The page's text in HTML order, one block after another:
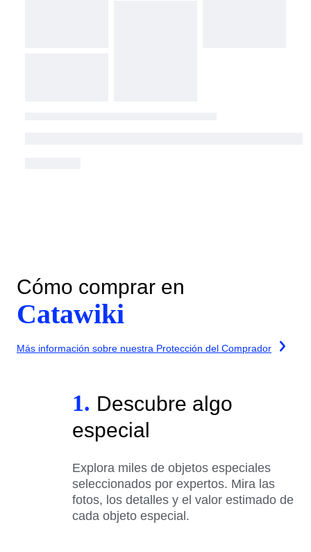
Cómo comprar en
Catawiki
Más información sobre nuestra Protección del Comprador
1. Descubre algo
especial
Explora miles de objetos especiales
seleccionados por expertos. Mira las
fotos, los detalles y el valor estimado de
cada objeto especial.